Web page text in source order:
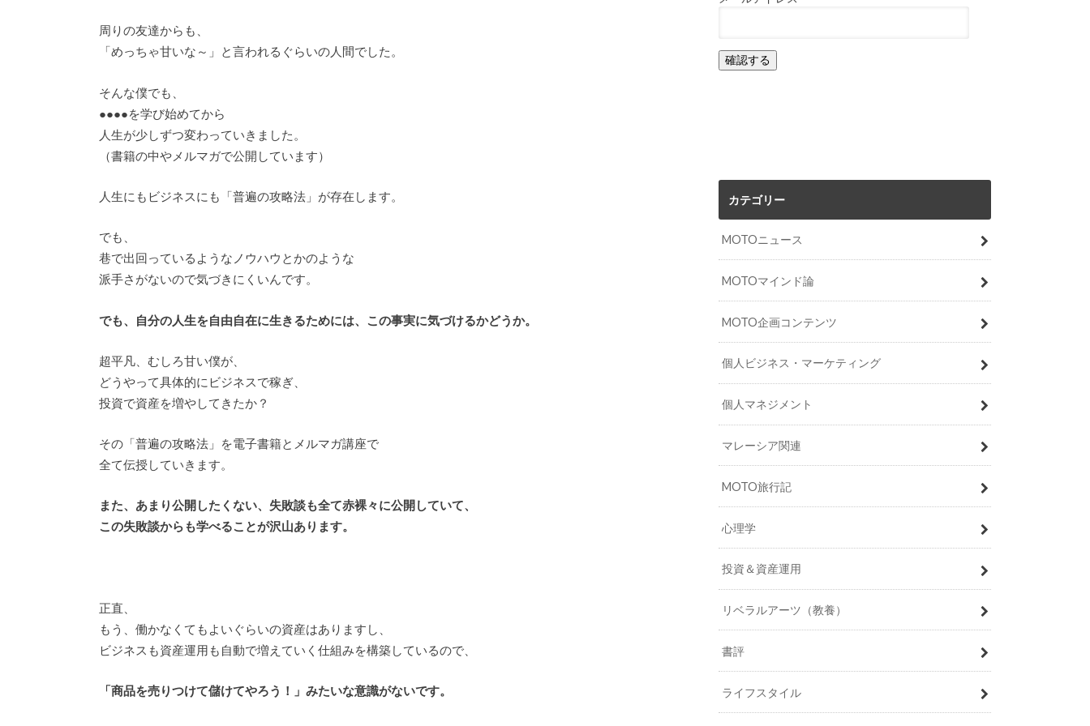
周りの友達からも、
「めっちゃ甘いな～」と言われるぐらいの人間でした。
そんな僕でも、
●●●●を学び始めてから
人生が少しずつ変わっていきました。
（書籍の中やメルマガで公開しています）
人生にもビジネスにも「普遍の攻略法」が存在します。
でも、
巷で出回っているようなノウハウとかのような
派手さがないので気づきにくいんです。
でも、自分の人生を自由自在に生きるためには、この事実に気づけるかどうか。
超平凡、むしろ甘い僕が、
どうやって具体的にビジネスで稼ぎ、
投資で資産を増やしてきたか？
その「普遍の攻略法」を電子書籍とメルマガ講座で
全て伝授していきます。
また、あまり公開したくない、失敗談も全て赤裸々に公開していて、
この失敗談からも学べることが沢山あります。
正直、
もう、働かなくてもよいぐらいの資産はありますし、
ビジネスも資産運用も自動で増えていく仕組みを構築しているので、
「商品を売りつけて儲けてやろう！」みたいな意識がないです。
カテゴリー
MOTOニュース
MOTOマインド論
MOTO企画コンテンツ
個人ビジネス・マーケティング
個人マネジメント
マレーシア関連
MOTO旅行記
心理学
投資＆資産運用
リベラルアーツ（教養）
書評
ライフスタイル